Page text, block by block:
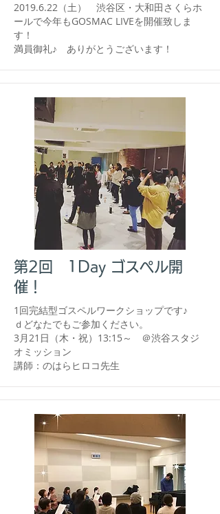
2019.6.22 （土） 渋谷区・大和田さくらホ
ールで今年もGOSMAC LIVEを開催致しま
す！
​満員御礼♪ ありがとうございます！
第2回 1Day ゴスペル開
催！
1回完結型ゴスペルワークショップです♪
ｄどなたでもご参加ください。
​3月21日（木・祝）13:15～ ＠渋谷スタジ
オミッション
​講師：のはらヒロコ先生